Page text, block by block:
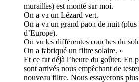
murailles) est monté sur moi.
On a vu un Lézard vert.
On a vu un grand paon de nuit (plus
d’Europe).
On vu les différentes couches du
On a fabriqué un filtre solaire. »
Et ce fut déjà l’heure du goûter. En
sont arrivés nous empêchant de
nouveau filtre. Nous essayerons